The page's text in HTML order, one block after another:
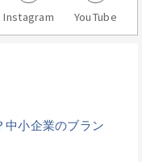
Instagram YouTube
中小企業のブラン